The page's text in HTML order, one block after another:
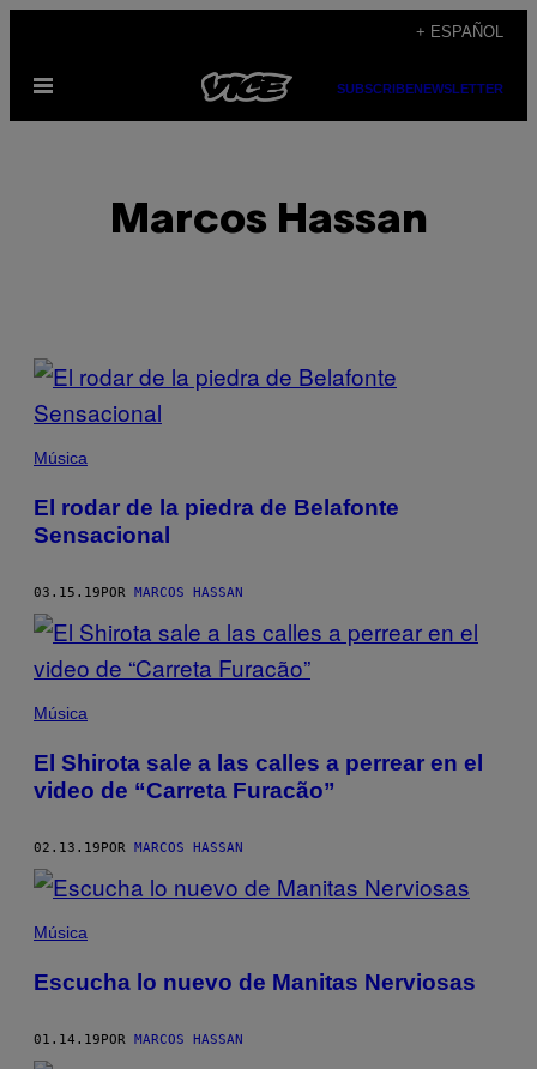
contenido
+ ESPAÑOL
Abrir
SUBSCRIBENEWSLETTER
Marcos Hassan
POSTS
BY
THIS
AUTHOR
Música
El rodar de la piedra de Belafonte
Sensacional
03.15.19POR MARCOS HASSAN
Música
El Shirota sale a las calles a perrear en el
video de “Carreta Furacão”
02.13.19POR MARCOS HASSAN
Música
Escucha lo nuevo de Manitas Nerviosas
01.14.19POR MARCOS HASSAN